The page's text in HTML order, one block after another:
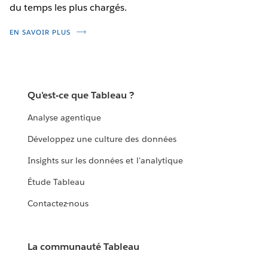
du temps les plus chargés.
EN SAVOIR PLUS
Qu'est-ce que Tableau ?
Analyse agentique
Développez une culture des données
Insights sur les données et l'analytique
Étude Tableau
Contactez-nous
La communauté Tableau